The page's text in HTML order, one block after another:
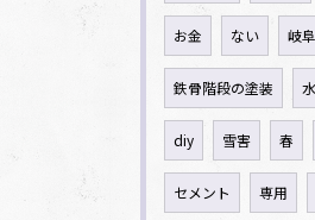
お金 ない 岐
鉄骨階段の塗装
diy 雪害 春
セメント 専用